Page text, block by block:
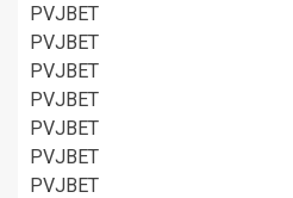
PVJBET
PVJBET
PVJBET
PVJBET
PVJBET
PVJBET
PVJBET